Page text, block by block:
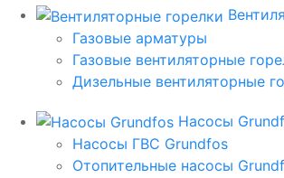
Газовые арматуры
Газовые вентиляторные
Дизельные вентиляторные
Насосы
Насосы ГВС Grundfos
Отопительные насосы